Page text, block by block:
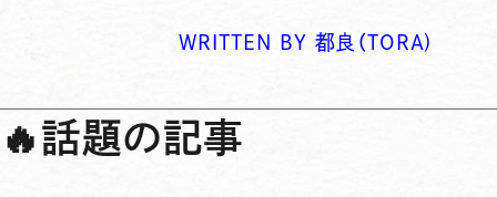
WRITTEN BY 都良（TORA)
🔥話題の記事